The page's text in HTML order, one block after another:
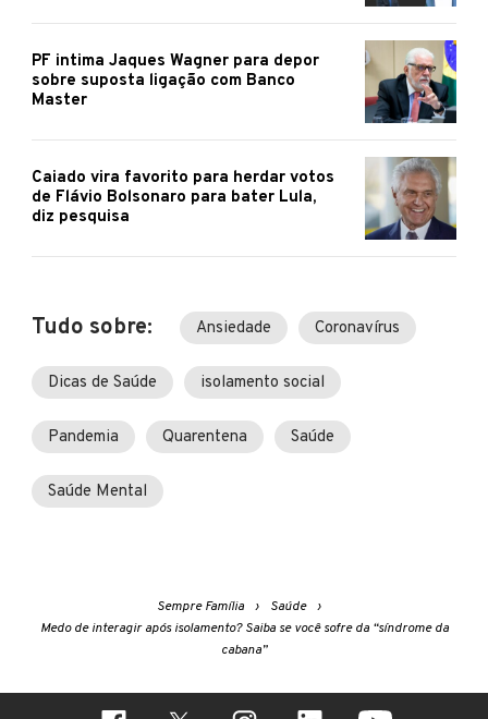
PF intima Jaques Wagner para depor
sobre suposta ligação com Banco
Master
Caiado vira favorito para herdar votos
de Flávio Bolsonaro para bater Lula,
diz pesquisa
Tudo sobre: Ansiedade Coronavírus
Dicas de Saúde isolamento social
Pandemia Quarentena Saúde
Saúde Mental
Sempre Família
Saúde
Medo de interagir após isolamento? Saiba se você sofre da “síndrome da
cabana”